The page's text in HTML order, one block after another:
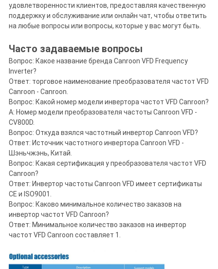
удовлетворенности клиентов, предоставляя качественную
поддержку и обслуживание.или онлайн чат, чтобы ответить
на любые вопросы или вопросы, которые у вас могут быть.
Часто задаваемые вопросы
Вопрос: Какое название бренда Canroon VFD Frequency
Inverter?
Ответ: торговое наименование преобразователя частот VFD
Canroon - Canroon.
Вопрос: Какой номер модели инвертора частот VFD Canroon?
A: Номер модели преобразователя частоты Canroon VFD -
CV800D.
Вопрос: Откуда взялся частотный инвертор Canroon VFD?
Ответ: Источник частотного инвертора Canroon VFD -
Шэньчжэнь, Китай.
Вопрос: Какая сертификация у преобразователя частот VFD
Canroon?
Ответ: Инвертор частоты Canroon VFD имеет сертификаты
CE и ISO9001.
Вопрос: Каково минимальное количество заказов на
инвертор частот VFD Canroon?
Ответ: Минимальное количество заказов на инвертор
частот VFD Canroon составляет 1.